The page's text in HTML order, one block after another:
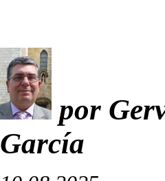
por
García